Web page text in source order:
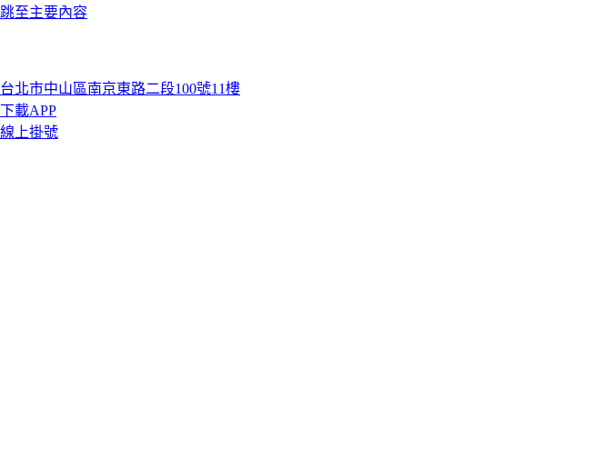
跳至主要內容
台北市中山區南京東路二段100號11樓
下載APP
線上掛號